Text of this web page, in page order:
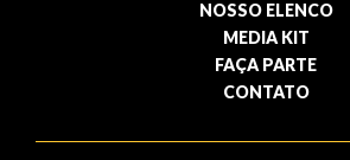
NOSSO ELENCO
MEDIA KIT
FAÇA PARTE
CONTATO